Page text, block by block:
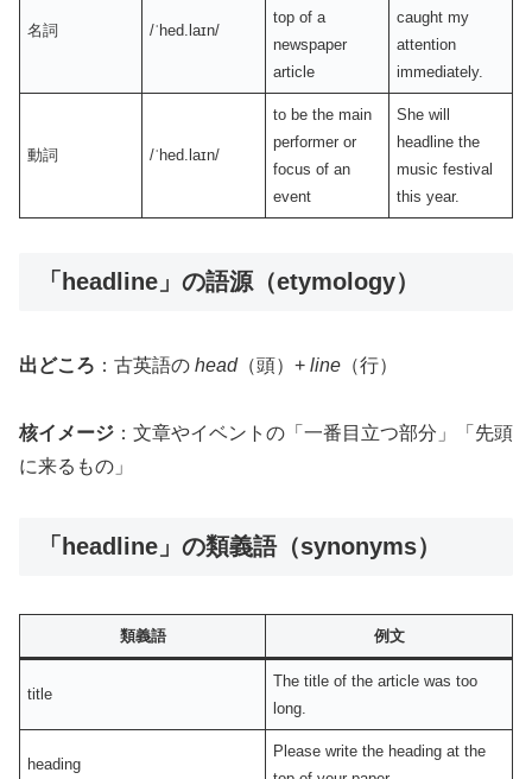
名詞 /ˈhed.laɪn/
top of a
newspaper
article
caught my
attention
immediately.
動詞 /ˈhed.laɪn/
to be the main
performer or
focus of an
event
She will
headline the
music festival
this year.
「headline」の語源（etymology）
出どころ ：古英語の head（頭）+ line （行）
核イメージ ：文章やイベントの「一番目立つ部分」「先頭
に来るもの」
「headline」の類義語（synonyms）
類義語 例文
title
The title of the article was too
long.
heading
Please write the heading at the